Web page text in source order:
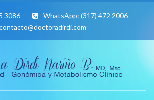
3086 WhatsApp: (317) 472 2006
contacto@doctoradirdi.com